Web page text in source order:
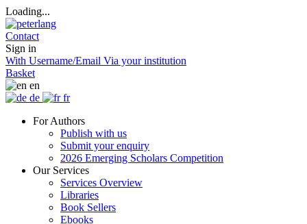
Loading...
Contact
Sign in
With Username/Email Via your institution
Basket
en
de
fr
For Authors
Publish with us
Submit your enquiry
2026 Emerging Scholars Competition
Our Services
Services Overview
Libraries
Book Sellers
Ebooks